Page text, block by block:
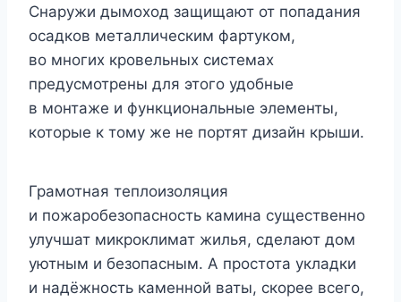
Снаружи дымоход защищают от попадания
осадков металлическим фартуком,
во многих кровельных системах
предусмотрены для этого удобные
в монтаже и функциональные элементы,
которые к тому же не портят дизайн крыши.
Грамотная теплоизоляция
и пожаробезопасность камина существенно
улучшат микроклимат жилья, сделают дом
уютным и безопасным. А простота укладки
и надёжность каменной ваты, скорее всего,